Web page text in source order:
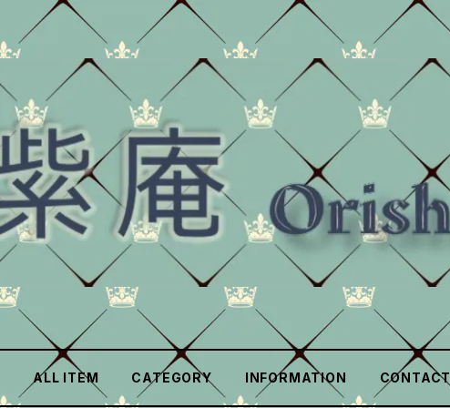
ALL ITEM CATEGORY INFORMATION CONTACT